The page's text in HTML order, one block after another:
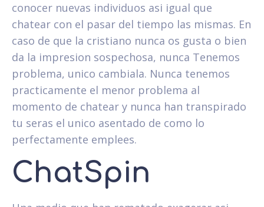
conocer nuevas individuos asi­ igual que
chatear con el pasar del tiempo las mismas. En
caso de que la cristiano nunca os gusta o bien
da la impresion sospechosa, nunca Tenemos
problema, unico cambiala. Nunca tenemos
practicamente el menor problema al
momento de chatear y nunca han transpirado
tu seras el unico asentado de como lo
perfectamente emplees.
ChatSpin